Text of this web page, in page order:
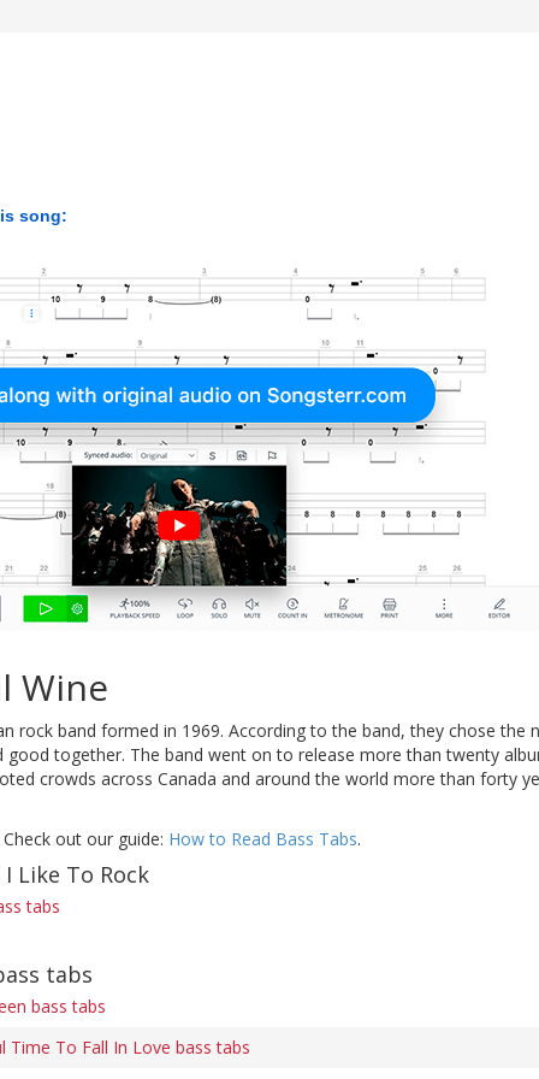
song:
Wine
rock band formed in 1969. According to the band, they chose
together. The band went on to release more than twenty
crowds across Canada and around the world more than forty
out our guide: How to Read Bass Tabs.
Like To Rock
tabs
tabs
bass tabs
Time To Fall In Love bass tabs